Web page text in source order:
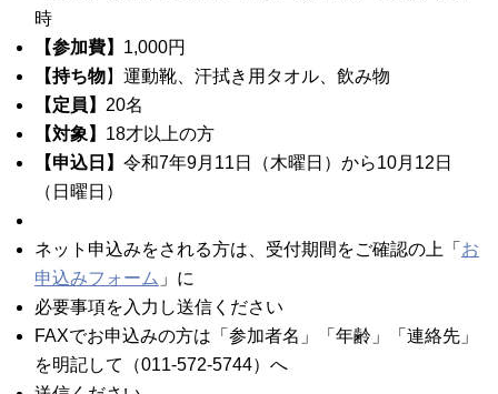
時
【参加費】 1,000円
【持ち物】運動靴、汗拭き用タオル、飲み物
【定員】 20名
【対象】 18才以上の方
【申込日】 令和7年9月11日（木曜日）から10月12日
（日曜日）
ネット申込みをされる方は、受付期間をご確認の上「 お
申込みフォーム 」に
必要事項を入力し送信ください
FAXでお申込みの方は「参加者名」「年齢」「連絡先」
を明記して（011-572-5744）へ